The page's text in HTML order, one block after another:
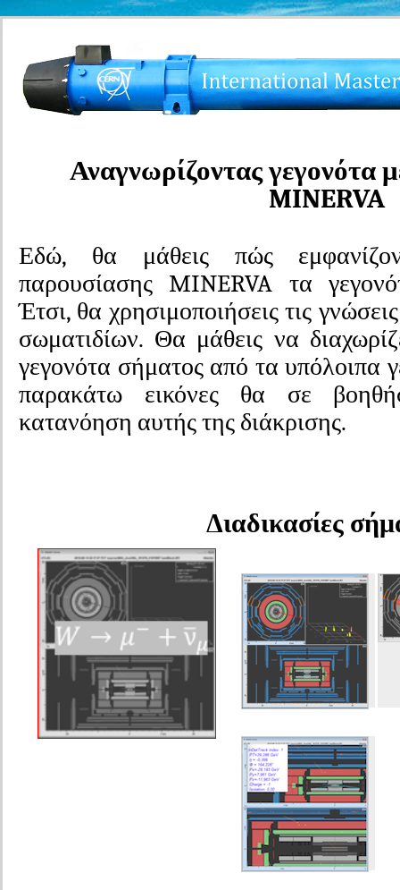
Αναγνωρίζοντας γεγονότα
MINERVA
Εδώ, θα μάθεις πώς
παρουσίασης MINERVA τα
Έτσι, θα χρησιμοποιήσεις τις
σωματιδίων. Θα μάθεις να
γεγονότα σήματος από τα υπόλοιπα
παρακάτω εικόνες θα σε
κατανόηση αυτής της διάκρισης.
Διαδικασίες